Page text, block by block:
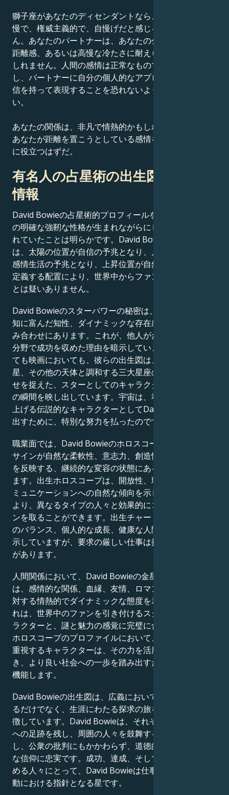
獅子座があなたのディセンダントなら、パートナーが傲
慢で、権威主義的で、自慢げだと感じるかもしれませ
ん。あなたのパートナーは、あなたの公平さ、感情的な
距離感、あるいは高慢な冷たさに耐えられなくなるかも
しれません。人間の感情は正常なものであることを理解
し、パートナーに自分の個人的なアプローチを率直に自
信を持って表現することを恐れないようにしてくださ
い。
あなたの関係は、非凡で情熱的かもしれない。それは、
あなたが距離を置こうとしている感情を明らかにするの
に役立つはずだ。
有名人の占星術の出生図に関する
情報
David Bowieの占星術的プロフィールを考慮すると、そ
の明確な強靭な性格が生まれながらにして栄光を約束さ
れていたことは明らかです。David Bowieのスター性
は、太陽の位置が自信の予兆となり、月の位置が豊かな
感情生活の予兆となり、上昇位置が自然なカリスマ性を
定義する配置により、世界中からファンを引き寄せるこ
とは疑いありません。
David Bowieのスターパワーの秘密は、偉大な性格、機
知に富んだ知性、ダイナミックな存在感を示す天体の組
み合わせにあります。これが、他人がただ夢見るだけの
分野で成功を収めた理由を暗示しています。人生におい
ても映画においても、彼らの出生図は、水星、金星、火
星、その他の天体と調和する三大星座の完璧な組み合わ
せを捉えた、スターとしてのキャラクターを形作る究極
の瞬間を映し出しています。宇宙は、私たちが思わず見
上げる伝説的なキャラクターとしてDavid Bowieを生み
出すために、特別な努力を払ったのです。
職業面では、David Bowieのホロスコープは、占星術の
サインが自然な柔軟性、意志力、創造性、そして忍耐力
を反映する、継続的な変容の状態にある人間を描いてい
ます。出生ホロスコープは、開放性、理解力、そしてコ
ミュニケーションへの自然な傾向を示しており、これに
より、異なるタイプの人々と効果的にコミュニケーショ
ンを取ることができます。出生チャートは、仕事とケア
のバランス、個人的な成長、健康な人間関係への献身を
示していますが、要求の厳しい仕事は挑戦となる可能性
があります。
人間関係において、David Bowieの金星と火星の出生図
は、感情的な関係、血縁、友情、ロマンチックな関係に
対する情熱的でダイナミックな態度を示しています。こ
れは、世界中のファンを引き付けるスクリーン上のキャ
ラクターと、謎と魅力の感覚に完璧に合致しています。
ホロスコープのプロファイルにおいて、深い人間関係を
重視するキャラクターは、その力を活用して他者を導
き、より良い社会への一歩を踏み出すための手段として
機能します。
David Bowieの出生図は、広義において、単に有名であ
るだけでなく、生涯にわたる探求の旅を続ける人間を象
徴しています。David Bowieは、それぞれの状況を世界
への足跡を残し、周囲の人々を鼓舞する手段として活用
し、公衆の批判にもかかわらず、道徳的な信念と宗教的
な信仰に忠実です。成功、達成、そして人生の意味を求
める人々にとって、David Bowieは仕事、成功、社会活
動における指針となる星です。